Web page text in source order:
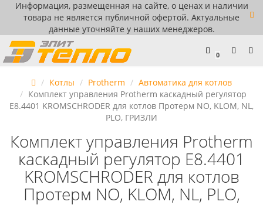
Информация, размещенная на сайте, о ценах и наличии
товара не является публичной офертой. Актуальные
данные уточняйте у наших менеджеров.
0
Котлы Protherm
Автоматика для котлов
Комплект управления Protherm каскадный регулятор
E8.4401 KROMSCHRODER для котлов Протерм NO, KLOM, NL,
PLO, ГРИЗЛИ
Комплект управления Protherm
каскадный регулятор E8.4401
KROMSCHRODER для котлов
Протерм NO, KLOM, NL, PLO,